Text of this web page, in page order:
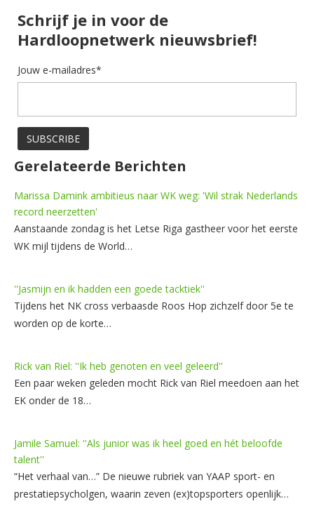
Schrijf je in voor de
Hardloopnetwerk nieuwsbrief!
Jouw e-mailadres*
Gerelateerde Berichten
Marissa Damink ambitieus naar WK weg: 'Wil strak Nederlands
record neerzetten'
Aanstaande zondag is het Letse Riga gastheer voor het eerste
WK mijl tijdens de World…
''Jasmijn en ik hadden een goede tacktiek''
Tijdens het NK cross verbaasde Roos Hop zichzelf door 5e te
worden op de korte…
Rick van Riel: ''Ik heb genoten en veel geleerd''
Een paar weken geleden mocht Rick van Riel meedoen aan het
EK onder de 18…
Jamile Samuel: ''Als junior was ik heel goed en hét beloofde
talent''
“Het verhaal van…” De nieuwe rubriek van YAAP sport- en
prestatiepsycholgen, waarin zeven (ex)topsporters openlijk…